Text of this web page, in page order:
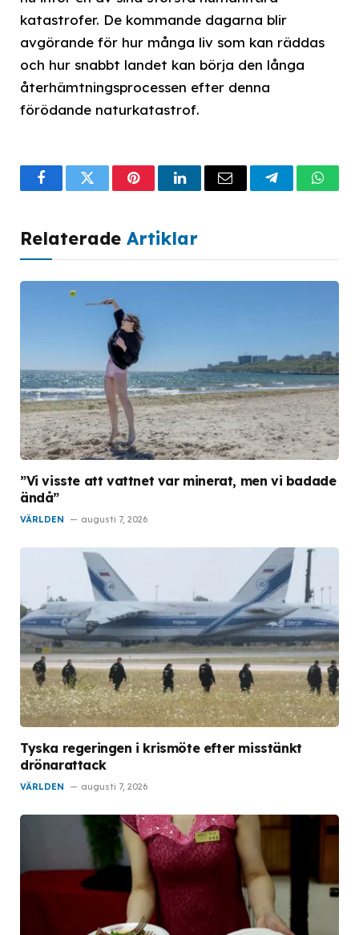
katastrofer. De kommande dagarna blir
avgörande för hur många liv som kan räddas
och hur snabbt landet kan börja den långa
återhämtningsprocessen efter denna
förödande naturkatastrof.
FacebookTwitterPinterestLinkedInEmail Telegram
Relaterade Artiklar
”Vi visste att vattnet var minerat, men vi badade
ändå”
VÄRLDEN augusti 7, 2026
Tyska regeringen i krismöte efter misstänkt
drönarattack
VÄRLDEN augusti 7, 2026